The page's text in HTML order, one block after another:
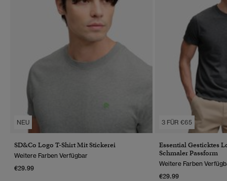
NEU
SD&Co Logo T-Shirt Mit Stickerei
Weitere Farben Verfügbar
€29.99
3 FÜR €65
Essential Gesticktes
Schmaler Passform
Weitere Farben
€29.99